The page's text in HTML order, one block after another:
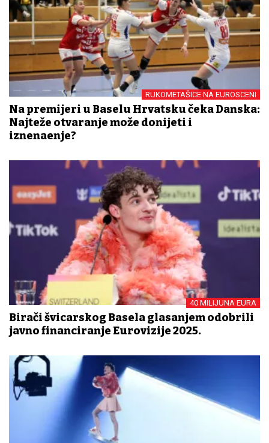
RUKOMETAŠICE NA EUROSCENI
Na premijeri u Baselu Hrvatsku čeka Danska:
Najteže otvaranje može donijeti i
iznenađenje?
40 MILIJUNA EURA
Birači švicarskog Basela glasanjem odobrili
javno financiranje Eurovizije 2025.